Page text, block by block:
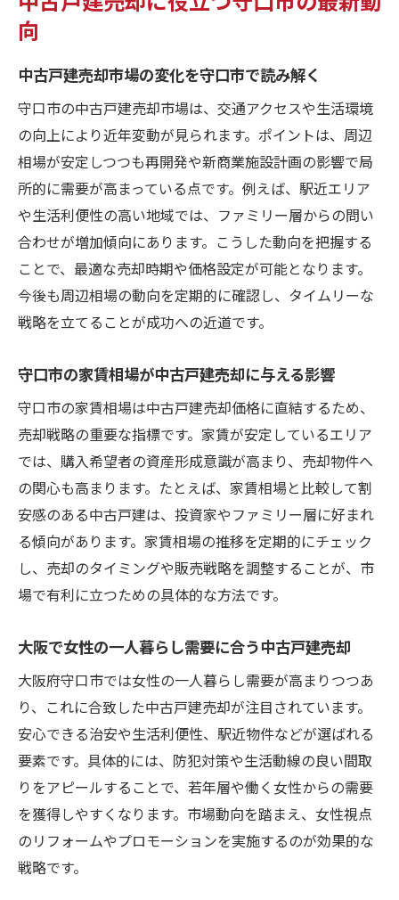
賃貸・一人暮らし需要と中古戸建売却の関
大阪で安い地域の生活利便性と売却の工夫
守口市中古戸建売却に役立つ周辺施設情報
家賃相場と生活利便性を両立させる売却術
門真市など周辺エリアと比較した売却戦略
守口市中古戸建売却で見逃せない相場の動き
中古戸建売却価格に影響する守口市相場の
推移
築年数別に見る中古戸建売却と家賃相場の
関係
女性の一人暮らし需要と守口市相場動向を
分析
方針
守口市家賃相場の変動を活かす中古戸建売
却法
中古戸建売却時に注目したい門真市の相場
動向
中古戸建売却を成功に導く周辺相場の見極め方
守口市の周辺相場分析で中古戸建売却を有
家賃相場を活かした中古戸建売却のタイミ
ング
女性や一人暮らし層向け売却戦略の立て方
築年数による中古戸建売却価格の見極め方
守口市近隣エリアと比べた売却判断のポイ
ント
大阪全体の家賃動向を踏まえた売却の工夫
向
中古戸建売却市場の変化を守口市で読み解く
守口市の中古戸建売却市場は、交通アクセスや生活環境
の向上により近年変動が見られます。ポイントは、周辺
相場が安定しつつも再開発や新商業施設計画の影響で局
所的に需要が高まっている点です。例えば、駅近エリア
や生活利便性の高い地域では、ファミリー層からの問い
合わせが増加傾向にあります。こうした動向を把握する
ことで、最適な売却時期や価格設定が可能となります。
今後も周辺相場の動向を定期的に確認し、タイムリーな
戦略を立てることが成功への近道です。
守口市の家賃相場が中古戸建売却に与える影響
守口市の家賃相場は中古戸建売却価格に直結するため、
売却戦略の重要な指標です。家賃が安定しているエリア
では、購入希望者の資産形成意識が高まり、売却物件へ
の関心も高まります。たとえば、家賃相場と比較して割
安感のある中古戸建は、投資家やファミリー層に好まれ
る傾向があります。家賃相場の推移を定期的にチェック
し、売却のタイミングや販売戦略を調整することが、市
場で有利に立つための具体的な方法です。
大阪で女性の一人暮らし需要に合う中古戸建売却
大阪府守口市では女性の一人暮らし需要が高まりつつあ
り、これに合致した中古戸建売却が注目されています。
安心できる治安や生活利便性、駅近物件などが選ばれる
要素です。具体的には、防犯対策や生活動線の良い間取
りをアピールすることで、若年層や働く女性からの需要
を獲得しやすくなります。市場動向を踏まえ、女性視点
のリフォームやプロモーションを実施するのが効果的な
戦略です。